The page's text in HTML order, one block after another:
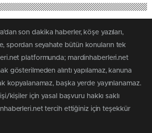
son dakika haberler, köşe yazıları,
spordan seyahate bütün konuların tek
platformunda; mardinhaberleri.net
gösterilmeden alıntı yapılamaz, kanuna
kopyalanamaz, başka yerde yayınlanamaz.
kişiler için yasal başvuru hakkı saklı
tercih ettiğiniz için teşekkür